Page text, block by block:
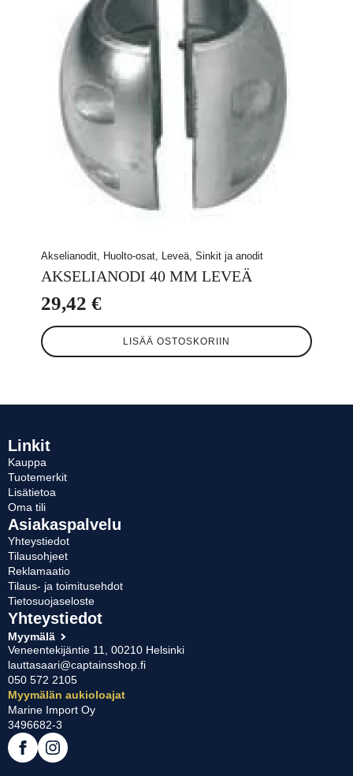
Akselianodit, Huolto-osat, Leveä, Sinkit ja anodit
AKSELIANODI 40 MM LEVEÄ
29,42 €
LISÄÄ OSTOSKORIIN
Linkit
Kauppa
Tuotemerkit
Lisätietoa
Oma tili
Asiakaspalvelu
Yhteystiedot
Tilausohjeet
Reklamaatio
Tilaus- ja toimitusehdot
Tietosuojaseloste
Yhteystiedot
Myymälä
Veneentekijäntie 11, 00210 Helsinki
lauttasaari@captainsshop.fi
050 572 2105
Myymälän aukioloajat
Marine Import Oy
3496682-3